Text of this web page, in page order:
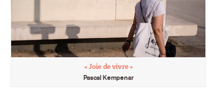
« Joie de vivre »
Pascal Kempenar